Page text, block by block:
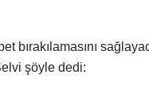
bırakılamasını
şöyle dedi: